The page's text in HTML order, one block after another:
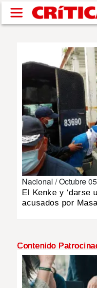
Pasar al contenido
NACIONAL
POLÍTICA
SHOW
DEPORTES
MULTIMEDIA
Nacional /Octubre
El Kenke y ‘darse
acusados por
Contenido